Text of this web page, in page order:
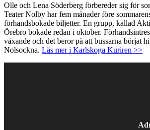
Olle och Lena Söderberg förbereder sig för
Teater Nolby har fem månader före
förhandsbokade biljetter. En grupp, kallad
Örebro bokade redan i oktober.
växande och det beror på att bussarna börjat
Nolsockna. Läs mer i Karlskoga Kuriren >>